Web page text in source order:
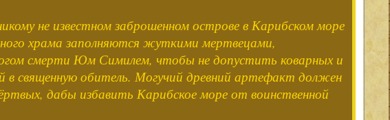
не известном заброшенном острове в Карибском море
храма заполняются жуткими мертвецами,
смерти Юм Симилем, чтобы не допустить коварных и
в священную обитель. Могучий древний артефакт должен
дабы избавить Карибское море от воинственной